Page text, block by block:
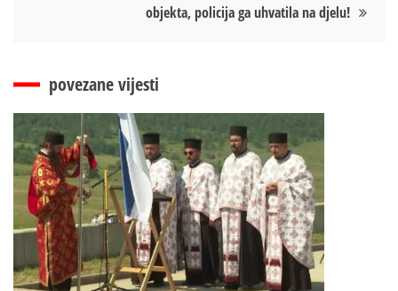
objekta, policija ga uhvatila na djelu!
povezane vijesti